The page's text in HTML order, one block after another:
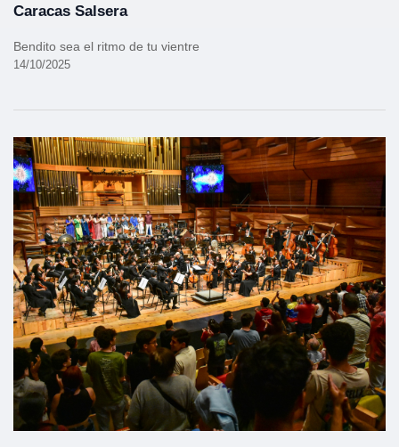
Caracas Salsera
Bendito sea el ritmo de tu vientre
14/10/2025